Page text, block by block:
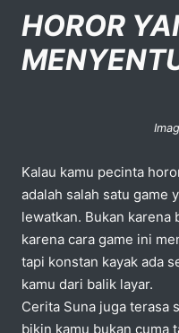
HOROR
Kalau kamu pecinta
adalah salah satu game
lewatkan. Bukan karena
karena cara game ini
tapi konstan kayak ada
kamu dari balik layar.
Cerita Suna juga terasa
bikin kamu bukan cuma